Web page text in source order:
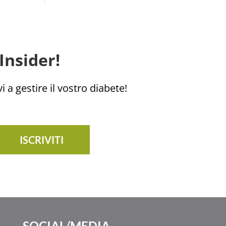
a gestire il vostro diabete!
ISCRIVITI